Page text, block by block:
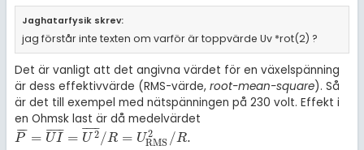
Jaghatarfysik skrev:
jag förstår inte texten om varför är toppvärde Uv *rot(2) ?
Det är vanligt att det angivna värdet för en växelspänning
är dess effektivvärde (RMS-värde, root-mean-square). Så
är det till exempel med nätspänningen på 230 volt. Effekt i
en Ohmsk last är då medelvärdet
P
¯¯
¯ = UI
¯ ¯
¯¯ = U 2
¯ ¯
¯¯ /R = U2
RMS /R.
P¯=UI =U2 ¯/R =URMS 2/R .